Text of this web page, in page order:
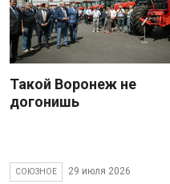
Такой Воронеж не
догонишь
СОЮЗНОЕ 29 июля 2026